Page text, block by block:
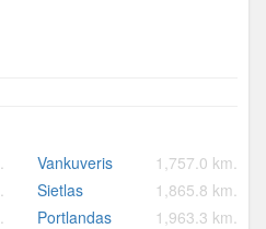
Vankuveris
1,757.0 km.
Sietlas
1,865.8 km.
Portlandas
1,963.3 km.